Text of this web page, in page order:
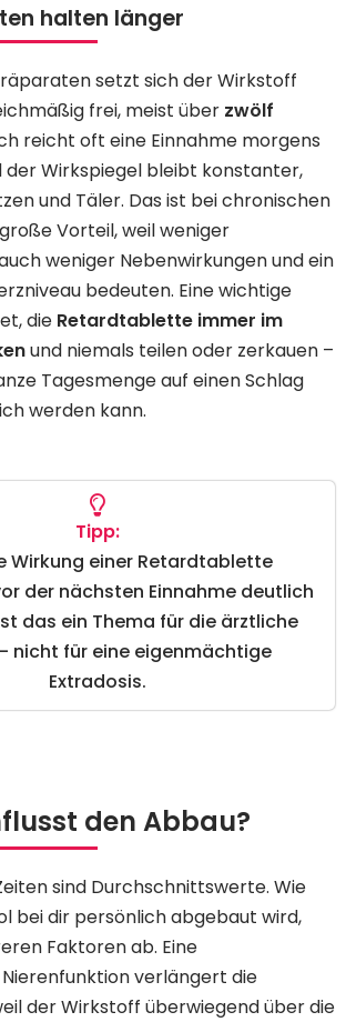
halten länger
setzt sich der Wirkstoff
frei, meist über zwölf
reicht oft eine Einnahme morgens
der Wirkspiegel bleibt konstanter,
und Täler. Das ist bei chronischen
Vorteil, weil weniger
weniger Nebenwirkungen und ein
bedeuten. Eine wichtige
die Retardtablette immer im
und niemals teilen oder zerkauen –
Tagesmenge auf einen Schlag
werden kann.
Tipp:
Wirkung einer Retardtablette
der nächsten Einnahme deutlich
das ein Thema für die ärztliche
nicht für eine eigenmächtige
Extradosis.
den Abbau?
sind Durchschnittswerte. Wie
bei dir persönlich abgebaut wird,
Faktoren ab. Eine
verlängert die
der Wirkstoff überwiegend über die